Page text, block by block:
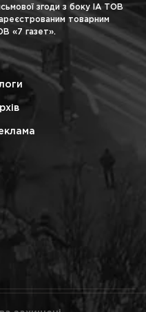
згоди з боку ІА ТОВ
товарним
«7 газет».